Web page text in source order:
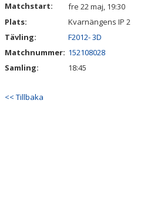
MATCHER
CUPER
WEBBSHOP
Matchstart:
fre 22 maj, 19:30
Plats:
Kvarnängens IP 2
Tävling:
F2012- 3D
Matchnummer: 152108028
Samling:
18:45
<< Tillbaka